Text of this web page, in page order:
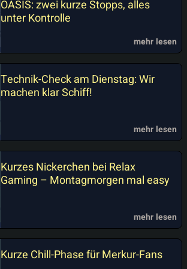
OASIS: zwei kurze Stopps, alles
unter Kontrolle
mehr lesen
Technik-Check am Dienstag: Wir
machen klar Schiff!
mehr lesen
Kurzes Nickerchen bei Relax
Gaming – Montagmorgen mal easy
mehr lesen
Kurze Chill-Phase für Merkur-Fans